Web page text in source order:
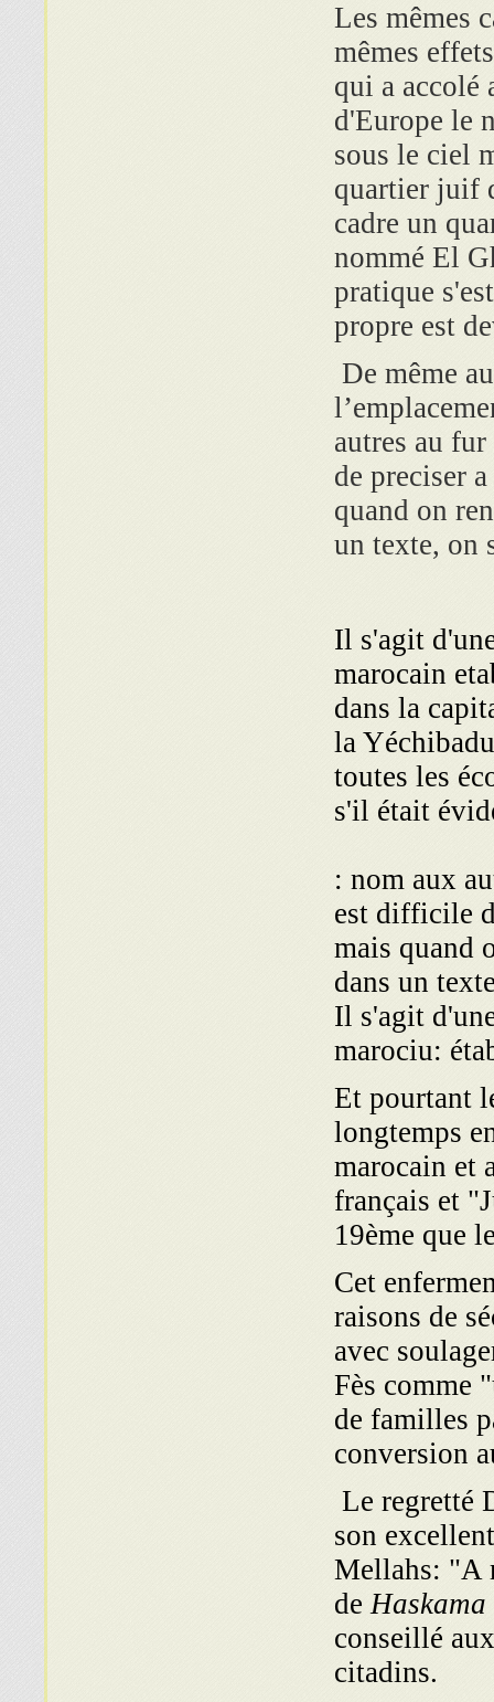
Les mêmes
mêmes
qui a accolé
d'Europe le
sous le ciel
quartier juif
cadre un
nommé El
pratique
propre est
De même
autres au
de preciser
quand on
un texte, on
Il s'agit
marocain
dans la
la
toutes les
s'il était
: nom aux
est difficile
mais quand
dans un
Il s'agit
marociu:
Et pourtant
longtemps
marocain et
français et
19ème que
Cet
raisons de
avec
Fès comme
de familles
conversion
Le regretté
son
Mellahs: "A
de Haskama
conseillé
citadins.